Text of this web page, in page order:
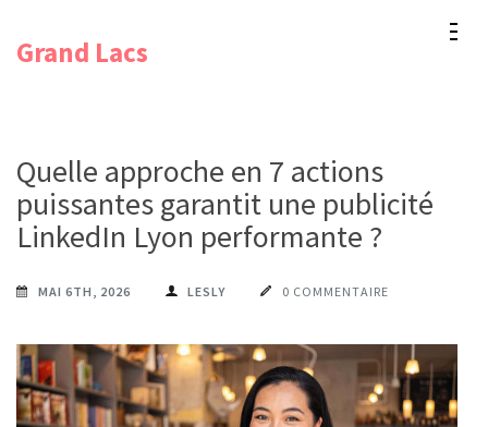
Grand Lacs
Quelle approche en 7 actions
puissantes garantit une publicité
LinkedIn Lyon performante ?
MAI 6TH, 2026 LESLY 0 COMMENTAIRE